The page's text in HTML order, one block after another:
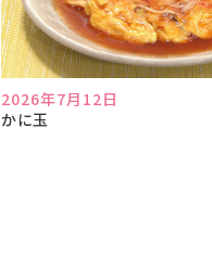
2026年7月12日
かに玉